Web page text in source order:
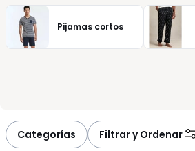
Pijamas cortos
Categorías Filtrar y Ordenar